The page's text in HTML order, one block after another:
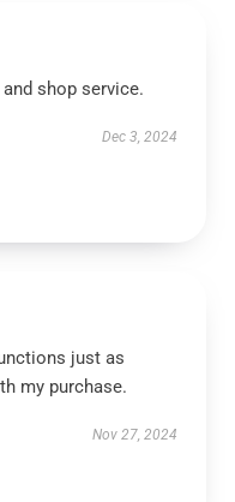
shop service.
Dec 3, 2024
just as
my purchase.
Nov 27, 2024